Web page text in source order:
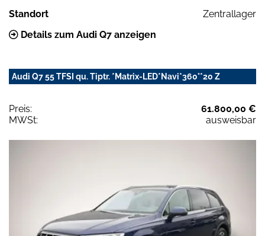
Standort
Zentrallager
Details zum Audi Q7 anzeigen
Audi Q7 55 TFSI qu. Tiptr. *Matrix-LED*Navi*360°*20 Z
Preis:
61.800,00 €
MWSt:
ausweisbar